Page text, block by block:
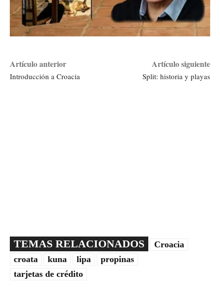
Artículo anterior
Introducción a Croacia
Artículo siguiente
Split: historia y playas
TEMAS RELACIONADOS
Croacia
croata
kuna lipa
propinas
tarjetas de crédito